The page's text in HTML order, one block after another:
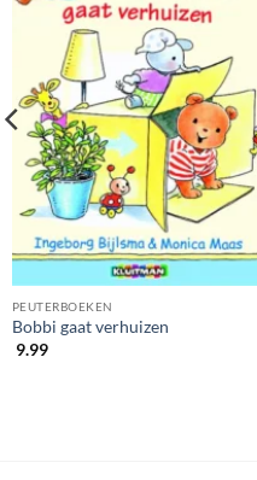
PEUTERBOEKEN
Bobbi gaat verhuizen
9.99